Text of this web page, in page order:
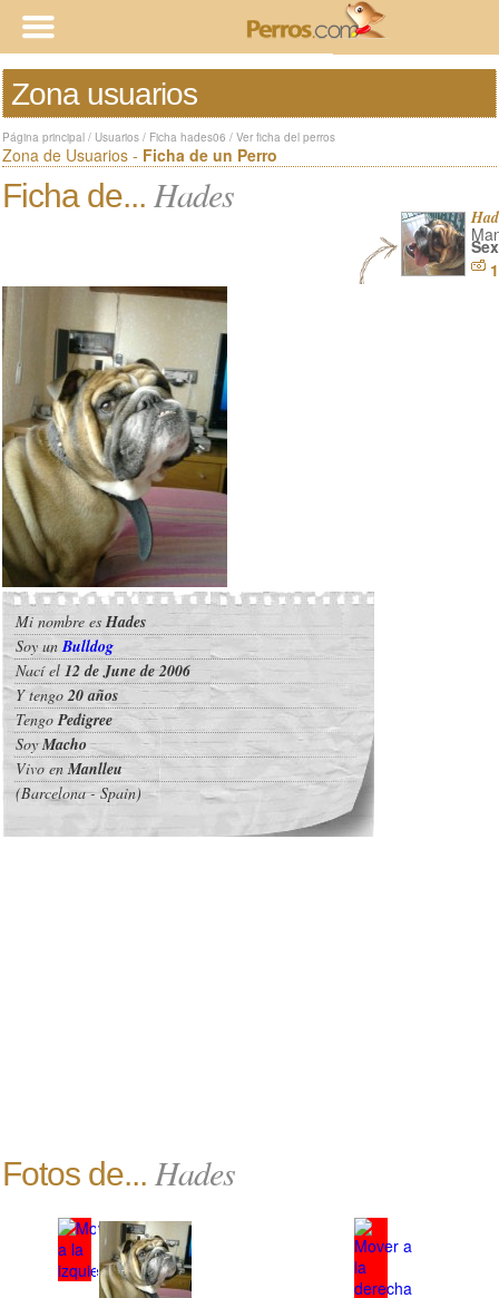
Zona usuarios
Página principal / Usuarios / Ficha hades06 / Ver ficha del perros
Zona de Usuarios - Ficha de un Perro
Ficha de... Hades
Mi nombre esHades
Soy unBulldog
Nací el 12 de June de 2006
Y tengo20 años
TengoPedigree
SoyMacho
Vivo enManlleu
(Barcelona - Spain)
Fotos de... Hades